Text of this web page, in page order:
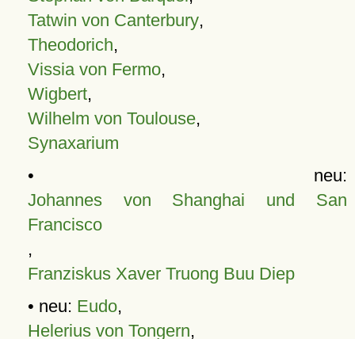
Tatwin von Canterbury,
Theodorich,
Vissia von Fermo,
Wigbert,
Wilhelm von Toulouse,
Synaxarium
• neu:
Johannes von Shanghai und San
Francisco
,
Franziskus Xaver Truong Buu Diep
• neu: Eudo,
Helerius von Tongern,